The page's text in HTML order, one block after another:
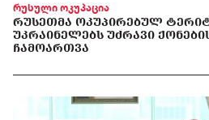
რუსული ოკუპაცია
ᲠᲣᲡᲔᲗᲛᲐ ᲝᲙᲣᲞᲘᲠᲔᲑᲣᲚ
ᲣᲙᲠᲐᲘᲜᲔᲚᲔᲑᲡ ᲣᲫᲠᲐᲕᲘ
ᲩᲐᲛᲝᲐᲠᲗᲕᲐ